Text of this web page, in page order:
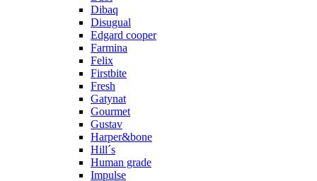
Dibaq
Disugual
Edgard cooper
Farmina
Felix
Firstbite
Fresh
Gatynat
Gourmet
Gustav
Harper&bone
Hill´s
Human grade
Impulse